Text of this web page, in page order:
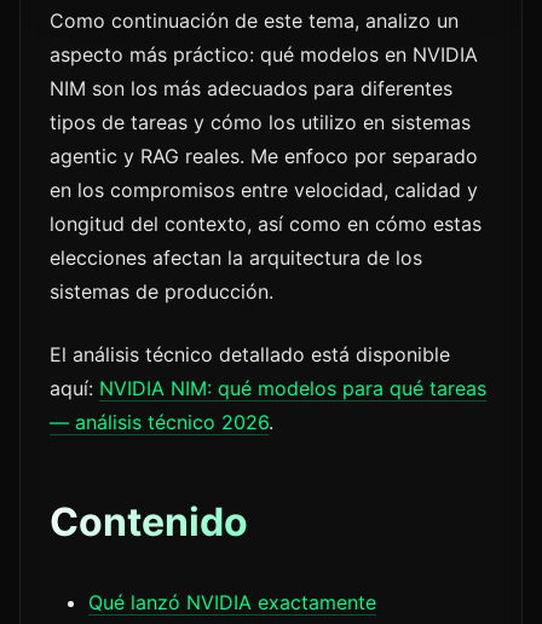
Como continuación de este tema, analizo un
aspecto más práctico: qué modelos en NVIDIA
NIM son los más adecuados para diferentes
tipos de tareas y cómo los utilizo en sistemas
agentic y RAG reales. Me enfoco por separado
en los compromisos entre velocidad, calidad y
longitud del contexto, así como en cómo estas
elecciones afectan la arquitectura de los
sistemas de producción.
El análisis técnico detallado está disponible
aquí: NVIDIA NIM: qué modelos para qué tareas
— análisis técnico 2026.
Contenido
Qué lanzó NVIDIA exactamente